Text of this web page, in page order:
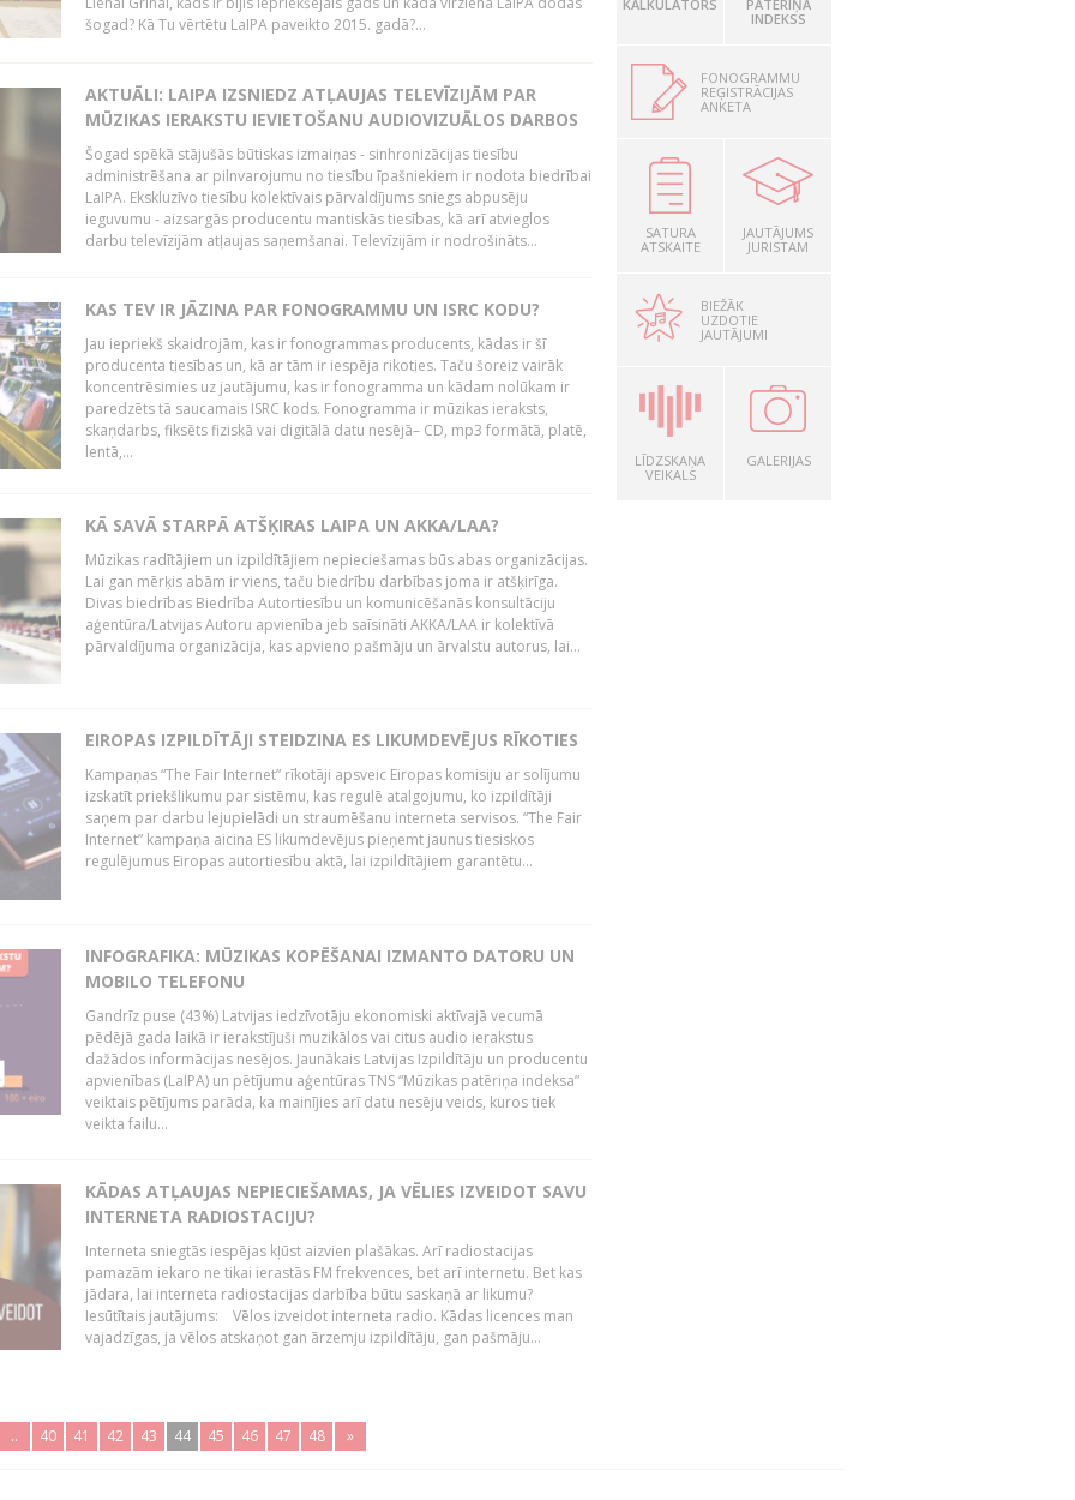
šogad? Kā Tu vērtētu LaIPA paveikto 2015. gadā?...
AKTUĀLI: LAIPA IZSNIEDZ ATĻAUJAS TELEVĪZIJĀM PAR
MŪZIKAS IERAKSTU IEVIETOŠANU AUDIOVIZUĀLOS DARBOS
Šogad spēkā stājušās būtiskas izmaiņas - sinhronizācijas tiesību
administrēšana ar pilnvarojumu no tiesību īpašniekiem ir nodota biedrībai
LaIPA. Ekskluzīvo tiesību kolektīvais pārvaldījums sniegs abpusēju
ieguvumu - aizsargās producentu mantiskās tiesības, kā arī atvieglos
darbu televīzijām atļaujas saņemšanai. Televīzijām ir nodrošināts...
KAS TEV IR JĀZINA PAR FONOGRAMMU UN ISRC KODU?
Jau iepriekš skaidrojām, kas ir fonogrammas producents, kādas ir šī
producenta tiesības un, kā ar tām ir iespēja rikoties. Taču šoreiz vairāk
koncentrēsimies uz jautājumu, kas ir fonogramma un kādam nolūkam ir
paredzēts tā saucamais ISRC kods. Fonogramma ir mūzikas ieraksts,
skaņdarbs, fiksēts fiziskā vai digitālā datu nesējā– CD, mp3 formātā, platē,
lentā,...
KĀ SAVĀ STARPĀ ATŠĶIRAS LAIPA UN AKKA/LAA?
Mūzikas radītājiem un izpildītājiem nepieciešamas būs abas organizācijas.
Lai gan mērķis abām ir viens, taču biedrību darbības joma ir atšķirīga.
Divas biedrības Biedrība Autortiesību un komunicēšanās konsultāciju
aģentūra/Latvijas Autoru apvienība jeb saīsināti AKKA/LAA ir kolektīvā
pārvaldījuma organizācija, kas apvieno pašmāju un ārvalstu autorus, lai...
EIROPAS IZPILDĪTĀJI STEIDZINA ES LIKUMDEVĒJUS RĪKOTIES
Kampaņas “The Fair Internet” rīkotāji apsveic Eiropas komisiju ar solījumu
izskatīt priekšlikumu par sistēmu, kas regulē atalgojumu, ko izpildītāji
saņem par darbu lejupielādi un straumēšanu interneta servisos. “The Fair
Internet” kampaņa aicina ES likumdevējus pieņemt jaunus tiesiskos
regulējumus Eiropas autortiesību aktā, lai izpildītājiem garantētu...
INFOGRAFIKA: MŪZIKAS KOPĒŠANAI IZMANTO DATORU UN
MOBILO TELEFONU
Gandrīz puse (43%) Latvijas iedzīvotāju ekonomiski aktīvajā vecumā
pēdējā gada laikā ir ierakstījuši muzikālos vai citus audio ierakstus
dažādos informācijas nesējos. Jaunākais Latvijas Izpildītāju un producentu
apvienības (LaIPA) un pētījumu aģentūras TNS “Mūzikas patēriņa indeksa”
veiktais pētījums parāda, ka mainījies arī datu nesēju veids, kuros tiek
veikta failu...
KĀDAS ATĻAUJAS NEPIECIEŠAMAS, JA VĒLIES IZVEIDOT SAVU
INTERNETA RADIOSTACIJU?
Interneta sniegtās iespējas kļūst aizvien plašākas. Arī radiostacijas
pamazām iekaro ne tikai ierastās FM frekvences, bet arī internetu. Bet kas
jādara, lai interneta radiostacijas darbība būtu saskaņā ar likumu?
Iesūtītais jautājums: Vēlos izveidot interneta radio. Kādas licences man
vajadzīgas, ja vēlos atskaņot gan ārzemju izpildītāju, gan pašmāju...
.. 40 41 42 43 44 45 46 47 48 »
KALKULATORS
PATĒRIŅA
INDEKSS
FONOGRAMMU
REĢISTRĀCIJAS
ANKETA
SATURA
ATSKAITE
JAUTĀJUMS
JURISTAM
BIEŽĀK
UZDOTIE
JAUTĀJUMI
LĪDZSKAŅA
VEIKALS
GALERIJAS